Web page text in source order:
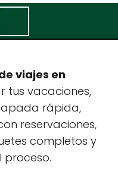
viajes en
tus vacaciones,
rápida,
reservaciones,
completos y
proceso.